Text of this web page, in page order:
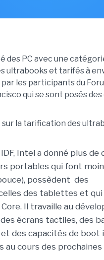
PC avec une
ultrabooks et tarifés à
les participants du
qui se sont posés
Intel a donné plus de
portables qui font
possèdent des
des tablettes et
Il travaille au
écrans tactiles, des
des capacités de boot
cours des prochaines